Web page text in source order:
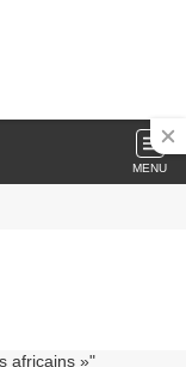
MENU